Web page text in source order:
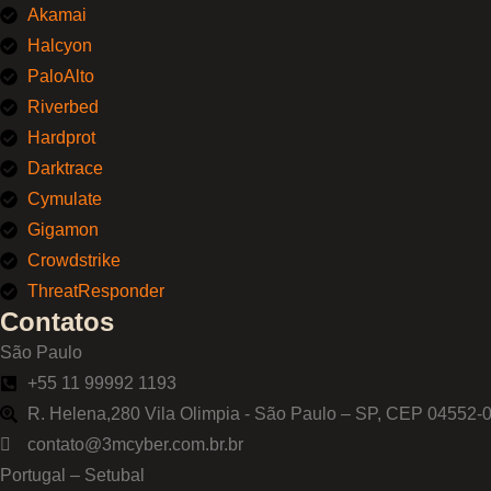
Akamai
Halcyon
PaloAlto
Riverbed
Hardprot
Darktrace
Cymulate
Gigamon
Crowdstrike
ThreatResponder
Contatos
São Paulo
+55 11 99992 1193
R. Helena,280 Vila Olimpia - São Paulo – SP, CEP 04552-
contato@3mcyber.com.br.br
Portugal – Setubal